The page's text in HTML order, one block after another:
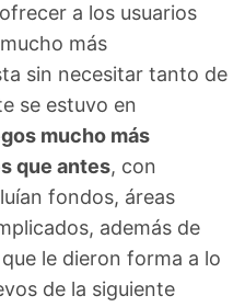
a los usuarios
más
sin necesitar tanto de
se estuvo en
mucho más
que antes, con
fondos, áreas
además de
le dieron forma a lo
de la siguiente